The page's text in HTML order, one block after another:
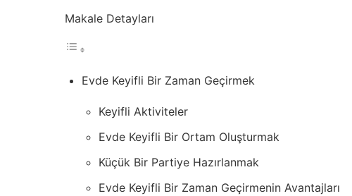
Makale Detayları
Evde Keyifli Bir Zaman Geçirmek
Keyifli Aktiviteler
Evde Keyifli Bir Ortam Oluşturmak
Küçük Bir Partiye Hazırlanmak
Evde Keyifli Bir Zaman Geçirmenin Avantajları